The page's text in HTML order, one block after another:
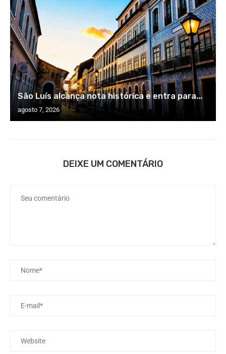
São Luís alcança nota histórica e entra para...
agosto 7, 2026
DEIXE UM COMENTÁRIO